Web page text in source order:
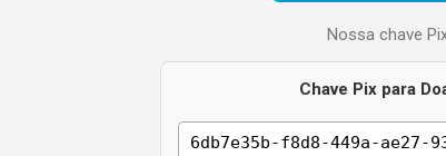
Nossa chave
Chave Pix para